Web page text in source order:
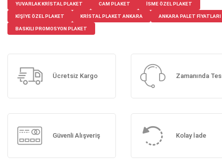
YUVARLAK KRISTAL PLAKET CAM PLAKET ISME ÖZEL PLAKET
KIŞIYE ÖZEL PLAKET KRISTAL PLAKET ANKARA ANKARA PALET FIYATLARI
BASKILI PROMOSYON PLAKET
Ücretsiz Kargo Zamanında
Güvenli Alışveriş Kolay İade